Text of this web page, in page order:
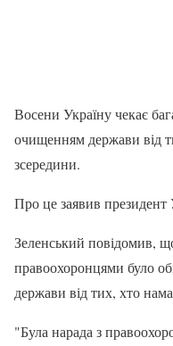
Восени Україну чекає
очищенням держави від
зсередини.
Про це заявив
Зеленський повідомив, що
правоохоронцями було
держави від тих, хто
"Була нарада з